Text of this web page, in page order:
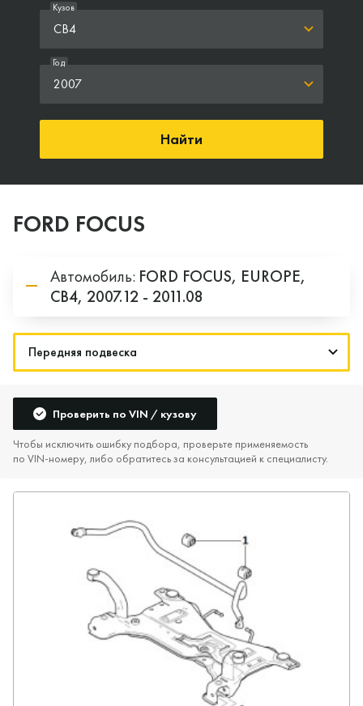
CB4
Кузов
2007
Год
Найти
FORD FOCUS
Автомобиль: FORD FOCUS, EUROPE,
CB4, 2007.12 - 2011.08
Проверить по VIN / кузову
Чтобы исключить ошибку подбора, проверьте применяемость
по VIN‑номеру, либо обратитесь за консультацией к специалисту.